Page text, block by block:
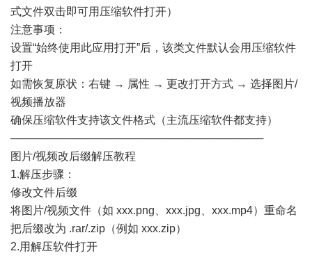
式文件双击即可用压缩软件打开）
注意事项：
设置“始终使用此应用打开”后，该类文件默认会用压缩软件
打开
如需恢复原状：右键 → 属性 → 更改打开方式 → 选择图片/
视频播放器
确保压缩软件支持该文件格式（主流压缩软件都支持）
─────────────────────────────────
图片/视频改后缀解压教程
1.解压步骤：
修改文件后缀
将图片/视频文件（如 xxx.png、xxx.jpg、xxx.mp4）重命名
把后缀改为 .rar/.zip（例如 xxx.zip）
2.用解压软件打开